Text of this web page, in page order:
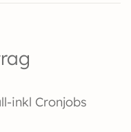
inkl Cronjobs